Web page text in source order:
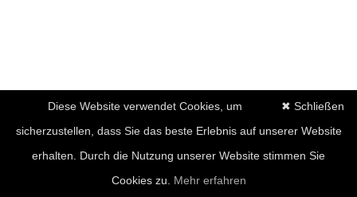
✖ Schließen
Diese Website verwendet Cookies, um
sicherzustellen, dass Sie das beste Erlebnis auf unserer Website
erhalten. Durch die Nutzung unserer Website stimmen Sie
Cookies zu. Mehr erfahren